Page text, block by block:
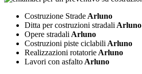
Costruzione Strade Arluno
Ditta per costruzioni stradali Arluno
Opere stradali Arluno
Costruzioni piste ciclabili Arluno
Realizzazioni rotatorie Arluno
Lavori con asfalto Arluno